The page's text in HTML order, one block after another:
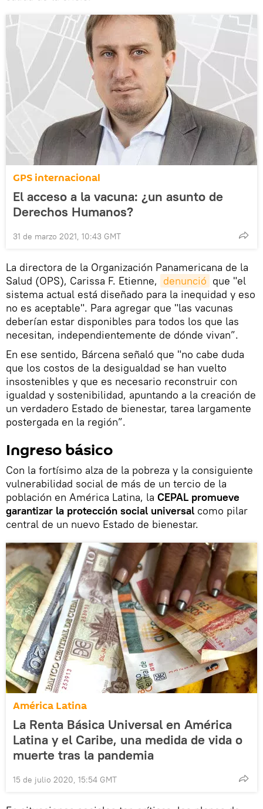
GPS internacional
El acceso a la vacuna: ¿un asunto de
Derechos Humanos?
31 de marzo 2021, 10:43 GMT
La directora de la Organización Panamericana de la
Salud (OPS), Carissa F. Etienne, denunció que "el
sistema actual está diseñado para la inequidad y eso
no es aceptable". Para agregar que "las vacunas
deberían estar disponibles para todos los que las
necesitan, independientemente de dónde vivan”.
En ese sentido, Bárcena señaló que "no cabe duda
que los costos de la desigualdad se han vuelto
insostenibles y que es necesario reconstruir con
igualdad y sostenibilidad, apuntando a la creación de
un verdadero Estado de bienestar, tarea largamente
postergada en la región”.
Ingreso básico
Con la fortísimo alza de la pobreza y la consiguiente
vulnerabilidad social de más de un tercio de la
población en América Latina, la CEPAL promueve
garantizar la protección social universal como pilar
central de un nuevo Estado de bienestar.
América Latina
La Renta Básica Universal en América
Latina y el Caribe, una medida de vida o
muerte tras la pandemia
15 de julio 2020, 15:54 GMT